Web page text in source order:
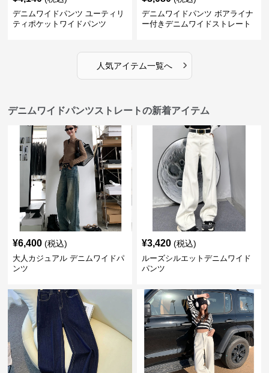
デニムワイドパンツ ユーティリ
ティポケットワイドパンツ
デニムワイドパンツ ボアライナ
ー付きデニムワイドストレート
人気アイテム一覧へ ›
デニムワイドパンツストレートの新着アイテム
¥6,400 (税込)
大人カジュアル デニムワイドパ
ンツ
¥3,420 (税込)
ルーズシルエットデニムワイド
パンツ